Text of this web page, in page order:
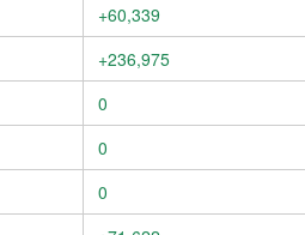
+60,339
+236,975
0
0
0